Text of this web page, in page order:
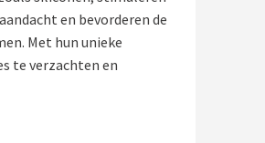
en bevorderen de
Met hun unieke
te verzachten en